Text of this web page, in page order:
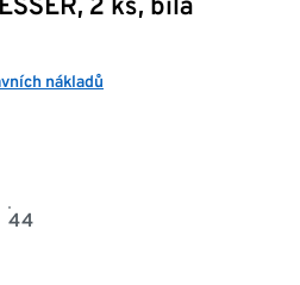
nákladů
44